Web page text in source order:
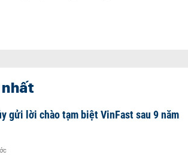
gửi lời chào tạm biệt VinFast sau 9 năm